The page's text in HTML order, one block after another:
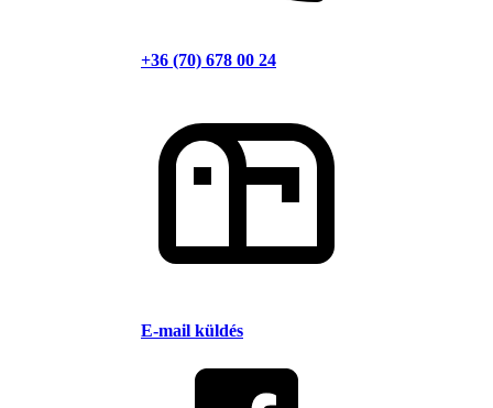
+36 (70) 678 00 24
E-mail küldés